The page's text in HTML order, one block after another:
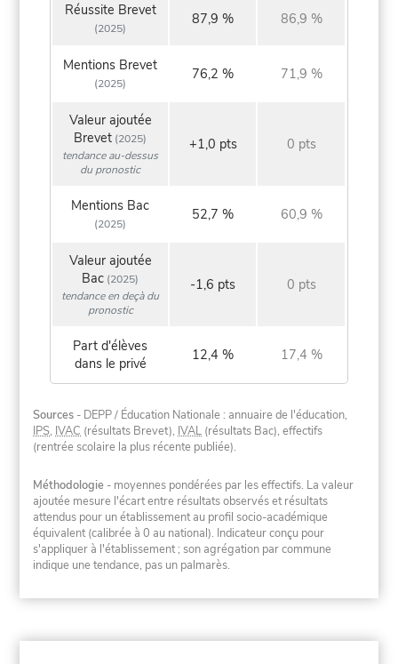
Réussite Brevet
(2025)
87,9 % 86,9 %
Mentions Brevet
(2025)
76,2 % 71,9 %
Valeur ajoutée
Brevet (2025)
tendance au-dessus
du pronostic
+1,0 pts 0 pts
Mentions Bac
(2025)
52,7 % 60,9 %
Valeur ajoutée
Bac (2025)
tendance en deçà du
pronostic
-1,6 pts 0 pts
Part d'élèves
dans le privé
12,4 % 17,4 %
Sources - DEPP / Éducation Nationale : annuaire de l'éducation,
IPS, IVAC (résultats Brevet), IVAL (résultats Bac), effectifs
(rentrée scolaire la plus récente publiée).
Méthodologie - moyennes pondérées par les effectifs. La valeur
ajoutée mesure l'écart entre résultats observés et résultats
attendus pour un établissement au profil socio-académique
équivalent (calibrée à 0 au national). Indicateur conçu pour
s'appliquer à l'établissement ; son agrégation par commune
indique une tendance, pas un palmarès.